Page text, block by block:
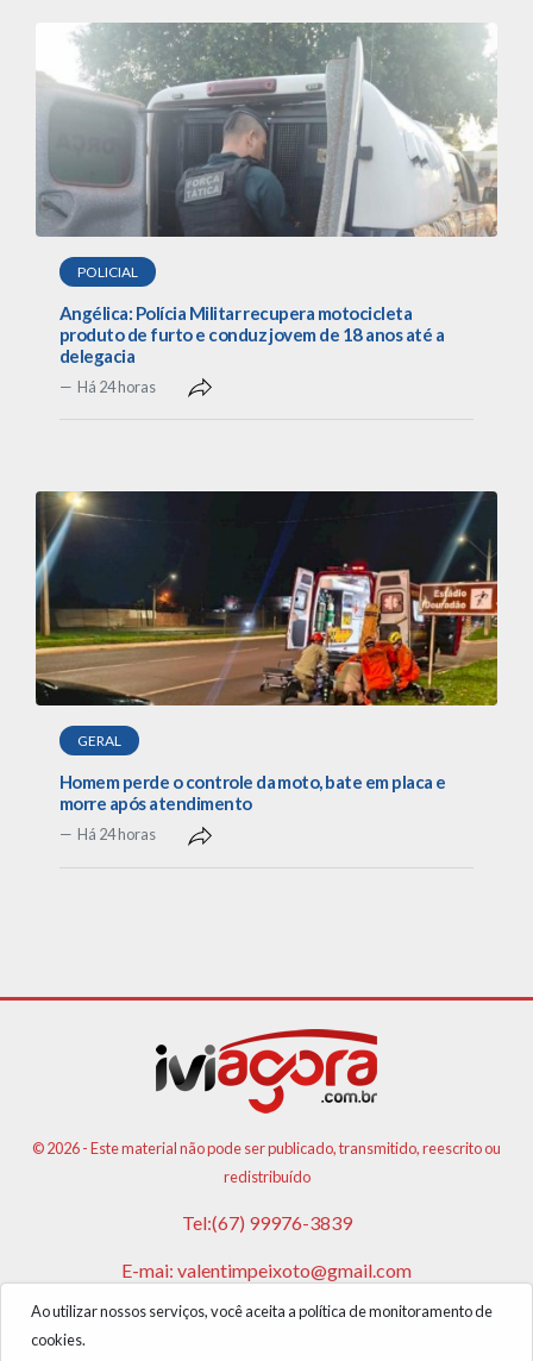
POLICIAL
Angélica: Polícia Militar recupera motocicleta
produto de furto e conduz jovem de 18 anos até a
delegacia
Há 24 horas
GERAL
Homem perde o controle da moto, bate em placa e
morre após atendimento
Há 24 horas
Ao utilizar nossos serviços, você aceita a política de monitoramento de
cookies.
© 2026 - Este material não pode ser publicado, transmitido, reescrito ou
redistribuído
Tel:(67) 99976-3839
E-mai: valentimpeixoto@gmail.com
VPA AGENCIA DE PUBLICIDADES E NOTICIAS LTDA